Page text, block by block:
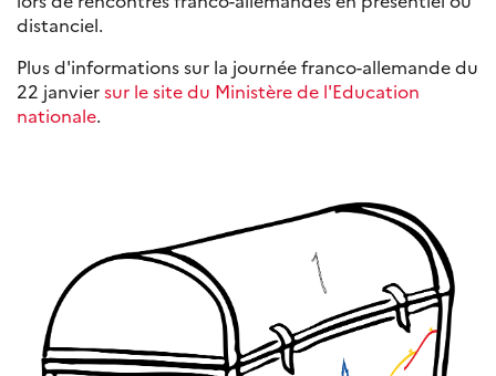
distanciel.
Plus d'informations sur la journée franco-allemande du
22 janviersur le site du Ministère de l'Education
nationale.